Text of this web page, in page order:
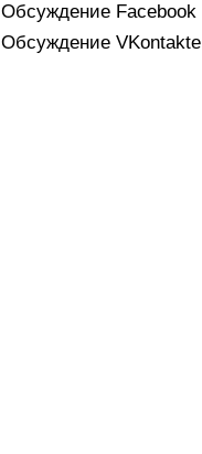
Обсуждение Facebook
Обсуждение VKontakte